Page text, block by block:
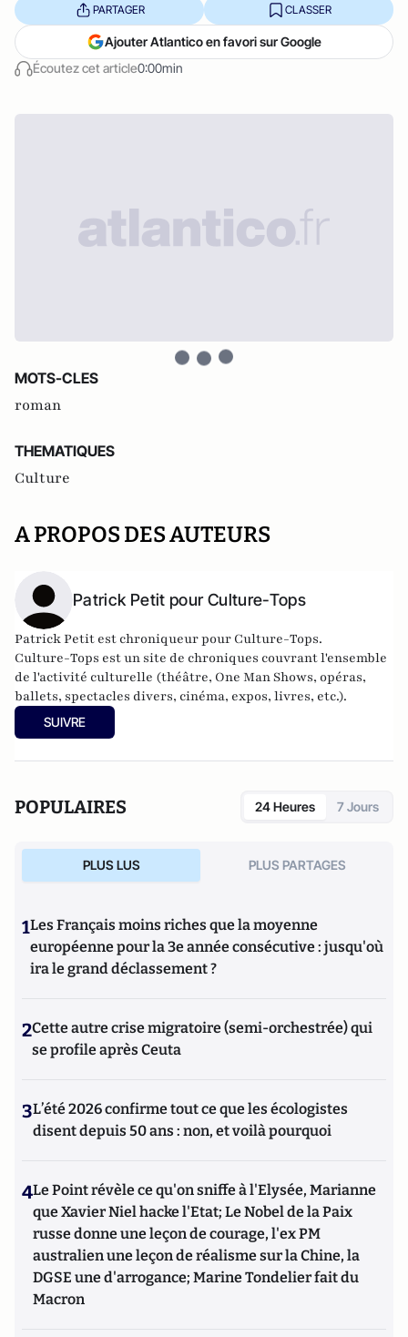
Écoutez cet article0:00min
PARTAGER CLASSER
Ajouter Atlantico en favori sur Google
MOTS-CLES
roman
THEMATIQUES
Culture
A PROPOS DES AUTEURS
Patrick Petit pour Culture-Tops
Patrick Petit est chroniqueur pour Culture-Tops.
Culture-Tops est un site de chroniques couvrant l'ensemble
de l'activité culturelle (théâtre, One Man Shows, opéras,
ballets, spectacles divers, cinéma, expos, livres, etc.).
SUIVRE
POPULAIRES 24 Heures 7 Jours
PLUS LUS PLUS PARTAGES
1Les Français moins riches que la moyenne
européenne pour la 3e année consécutive : jusqu'où
ira le grand déclassement ?
2Cette autre crise migratoire (semi-orchestrée) qui
se profile après Ceuta
3L’été 2026 confirme tout ce que les écologistes
disent depuis 50 ans : non, et voilà pourquoi
4Le Point révèle ce qu'on sniffe à l'Elysée, Marianne
que Xavier Niel hacke l'Etat; Le Nobel de la Paix
russe donne une leçon de courage, l'ex PM
australien une leçon de réalisme sur la Chine, la
DGSE une d'arrogance; Marine Tondelier fait du
Macron